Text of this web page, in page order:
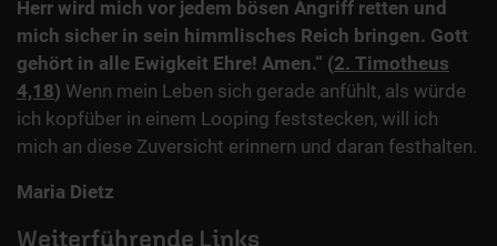
Herr wird mich vor jedem bösen Angriff retten und
mich sicher in sein himmlisches Reich bringen. Gott
gehört in alle Ewigkeit Ehre! Amen.“ (2. Timotheus
4,18) Wenn mein Leben sich gerade anfühlt, als würde
ich kopfüber in einem Looping feststecken, will ich
mich an diese Zuversicht erinnern und daran festhalten.
Maria Dietz
Weiterführende Links